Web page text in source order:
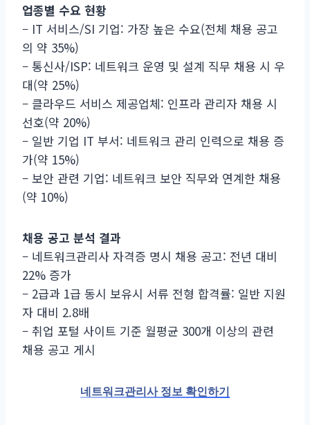
업종별 수요 현황
– IT 서비스/SI 기업: 가장 높은 수요(전체 채용 공고
의 약 35%)
– 통신사/ISP: 네트워크 운영 및 설계 직무 채용 시 우
대(약 25%)
– 클라우드 서비스 제공업체: 인프라 관리자 채용 시
선호(약 20%)
– 일반 기업 IT 부서: 네트워크 관리 인력으로 채용 증
가(약 15%)
– 보안 관련 기업: 네트워크 보안 직무와 연계한 채용
(약 10%)
채용 공고 분석 결과
– 네트워크관리사 자격증 명시 채용 공고: 전년 대비
22% 증가
– 2급과 1급 동시 보유시 서류 전형 합격률: 일반 지원
자 대비 2.8배
– 취업 포털 사이트 기준 월평균 300개 이상의 관련
채용 공고 게시
네트워크관리사 정보 확인하기